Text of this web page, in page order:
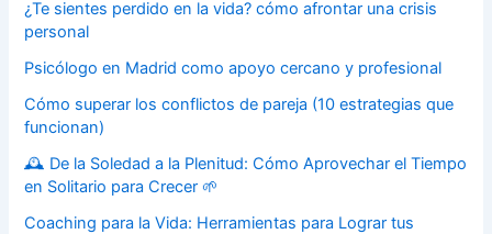
¿Te sientes perdido en la vida? cómo afrontar una crisis
personal
Psicólogo en Madrid como apoyo cercano y profesional
Cómo superar los conflictos de pareja (10 estrategias que
funcionan)
🕰️ De la Soledad a la Plenitud: Cómo Aprovechar el Tiempo
en Solitario para Crecer 🌱
Coaching para la Vida: Herramientas para Lograr tus